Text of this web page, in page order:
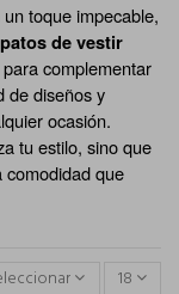
toque impecable,
de vestir
complementar
de diseños y
ocasión.
tu estilo, sino que
comodidad que
18